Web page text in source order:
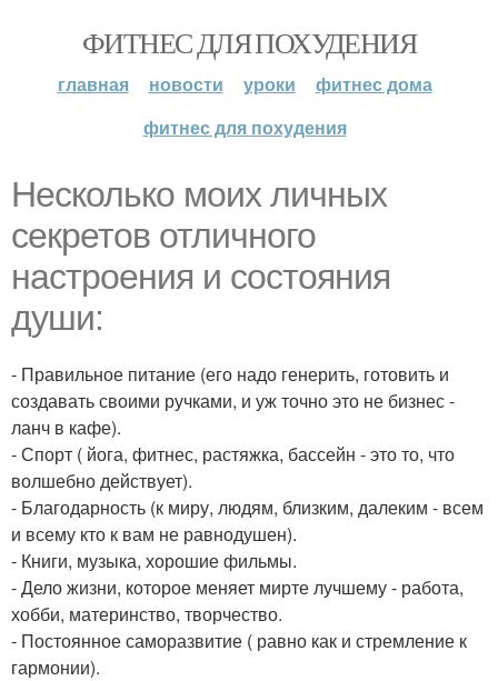
ФИТНЕС ДЛЯ ПОХУДЕНИЯ
главная новости уроки
фитнес дома
фитнес для похудения
Несколько моих личных
секретов отличного
настроения и состояния
души:
- Правильное питание (его надо генерить, готовить и
создавать своими ручками, и уж точно это не бизнес -
ланч в кафе).
- Спорт ( йога, фитнес, растяжка, бассейн - это то, что
волшебно действует).
- Благодарность (к миру, людям, близким, далеким - всем
и всему кто к вам не равнодушен).
- Книги, музыка, хорошие фильмы.
- Дело жизни, которое меняет мирте лучшему - работа,
хобби, материнство, творчество.
- Постоянное саморазвитие ( равно как и стремление к
гармонии).